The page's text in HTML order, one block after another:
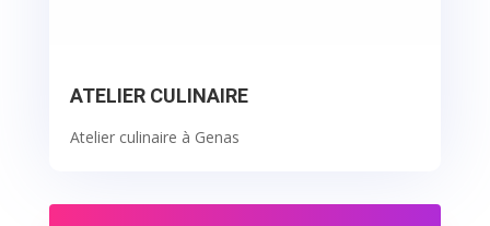
ATELIER CULINAIRE
Atelier culinaire à Genas